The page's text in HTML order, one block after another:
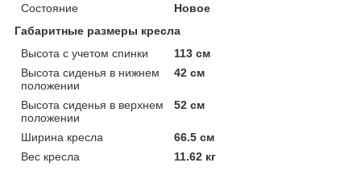
Состояние
Новое
Габаритные размеры кресла
Высота с учетом спинки
113 см
Высота сиденья в нижнем
положении
42 см
Высота сиденья в верхнем
положении
52 см
Ширина кресла
66.5 см
Вес кресла
11.62 кг